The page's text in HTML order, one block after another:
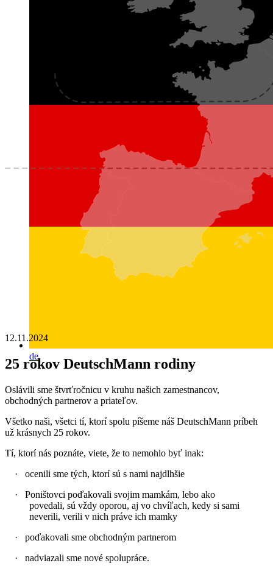
de
12.11.2024
25 rokov DeutschMann rodiny
Oslávili sme štvrťročnicu v kruhu našich zamestnancov,
obchodných partnerov a priateľov.
Všetko naši, všetci tí, ktorí spolu píšeme náš DeutschMann príbeh
už krásnych 25 rokov.
Tí, ktorí nás poznáte, viete, že to nemohlo byť inak:
·
ocenili sme tých, ktorí sú s nami najdlhšie
·
Poništovci poďakovali svojim mamkám, lebo ako
povedali, sú vždy oporou, aj vo chvíľach, kedy si sami
neverili, verili v nich práve ich mamky
·
poďakovali sme obchodným partnerom
·
nadviazali sme nové spolupráce.